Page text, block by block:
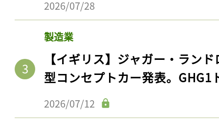
2026/07/28
製造業
【イギリス】ジャガー・ラン
型コンセプトカー発表。GHG1
2026/07/12